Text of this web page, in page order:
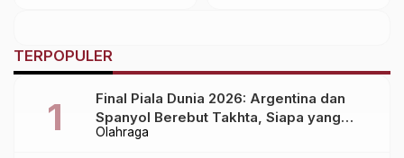
TERPOPULER
Olahraga
Final Piala Dunia 2026: Argentina dan
Spanyol Berebut Takhta, Siapa yang
Lebih Siap?